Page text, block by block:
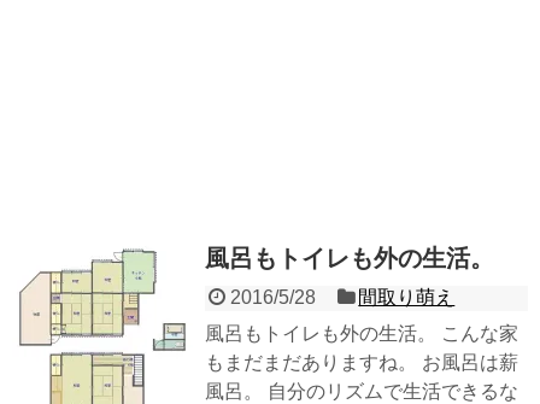
風呂もトイレも外の生活。
2016/5/28
間取り萌え
風呂もトイレも外の生活。 こんな家
もまだまだありますね。 お風呂は薪
風呂。 自分のリズムで生活できるな